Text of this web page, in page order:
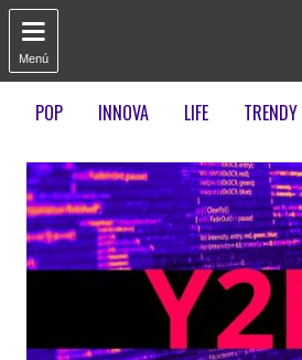

Menú
POP INNOVA LIFE TRENDY